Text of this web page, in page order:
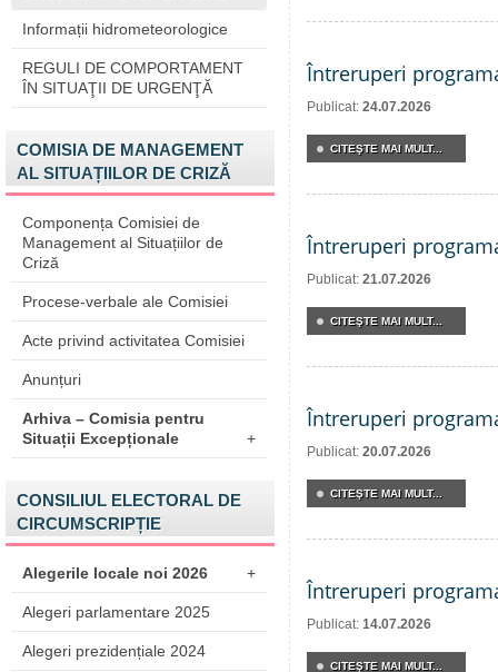
Informații hidrometeorologice
REGULI DE COMPORTAMENT
ÎN SITUAŢII DE URGENŢĂ
COMISIA DE MANAGEMENT
AL SITUAȚIILOR DE CRIZĂ
Componența Comisiei de
Management al Situațiilor de
Criză
Procese-verbale ale Comisiei
Acte privind activitatea Comisiei
Anunțuri
Arhiva – Comisia pentru
Situații Excepționale
+
CONSILIUL ELECTORAL DE
CIRCUMSCRIPȚIE
Alegerile locale noi 2026 +
Alegeri parlamentare 2025
Alegeri prezidențiale 2024
Întreruperi
Publicat: 24.07.2026
CITEŞTE MAI MULT...
Întreruperi
Publicat: 21.07.2026
CITEŞTE MAI MULT...
Întreruperi
Publicat: 20.07.2026
CITEŞTE MAI MULT...
Întreruperi
Publicat: 14.07.2026
CITEŞTE MAI MULT...